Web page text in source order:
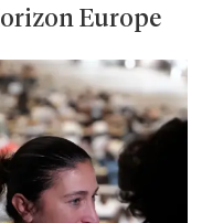
Europe